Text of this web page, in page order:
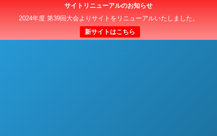
サイトリニューアルのお知らせ
2024年度 第39回大会よりサイトをリニューアルいたしました。
新サイトはこちら
日本クラブユースサッカー選手権（U-15）大会